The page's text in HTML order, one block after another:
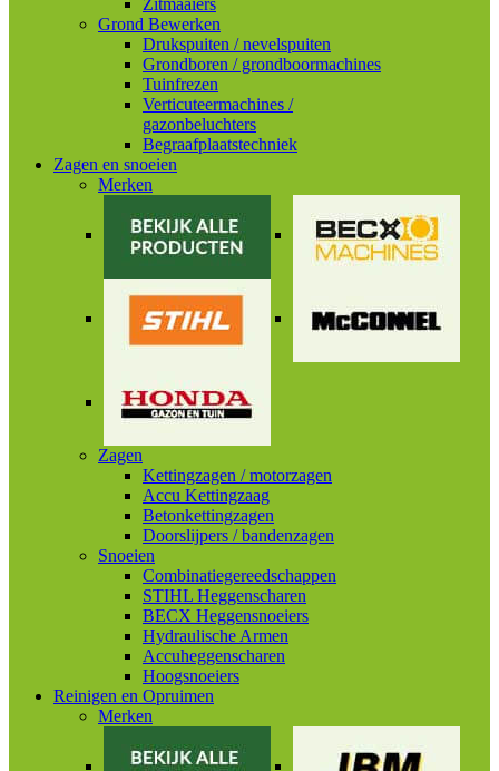
Zitmaaiers
Grond Bewerken
Drukspuiten / nevelspuiten
Grondboren / grondboormachines
Tuinfrezen
Verticuteermachines /
gazonbeluchters
Begraafplaatstechniek
Zagen en snoeien
Merken
Zagen
Kettingzagen / motorzagen
Accu Kettingzaag
Betonkettingzagen
Doorslijpers / bandenzagen
Snoeien
Combinatiegereedschappen
STIHL Heggenscharen
BECX Heggensnoeiers
Hydraulische Armen
Accuheggenscharen
Hoogsnoeiers
Reinigen en Opruimen
Merken